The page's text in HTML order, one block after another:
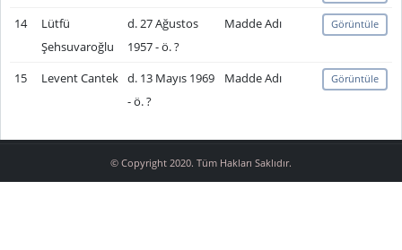
14
Lütfü
Şehsuvaroğlu
d. 27 Ağustos
1957 - ö. ?
Madde Adı Görüntüle
15 Levent Cantek d. 13 Mayıs 1969
- ö. ?
Madde Adı Görüntüle
© Copyright 2020. Tüm Hakları Saklıdır.